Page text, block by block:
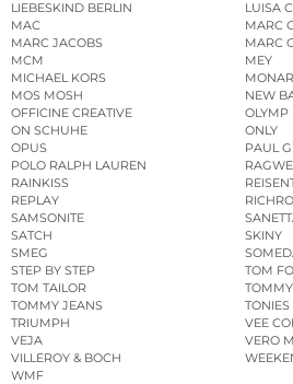
LIEBESKIND BERLIN
LUISA
MAC
MARC
MARC JACOBS
MARC
MCM
MEY
MICHAEL KORS
MOS MOSH
NEW
OFFICINE CREATIVE
OLYMP
ON SCHUHE
ONLY
OPUS
PAUL
POLO RALPH LAUREN
RAINKISS
REPLAY
SAMSONITE
SATCH
SKINY
SMEG
STEP BY STEP
TOM
TOM TAILOR
TOMMY JEANS
TONIES
TRIUMPH
VEE
VEJA
VERO
VILLEROY & BOCH
WMF